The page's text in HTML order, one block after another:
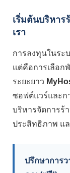
เริ่มต้นบริหา
เรา
การลงทุนในระ
แต่คือการเลือก
ระยะยาว
ซอฟต์แวร์และก
บริหารจัดการร้
ประสิทธิภาพ แล
ปรึกษาการว